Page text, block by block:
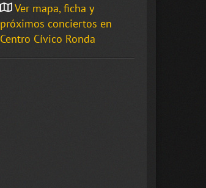
Ver mapa, ficha y
próximos conciertos en
Centro Cívico Ronda